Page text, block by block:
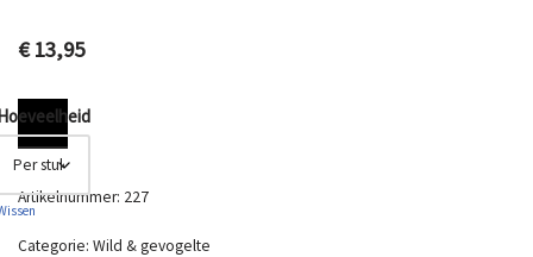
€13,95
Artikelnummer: 227
Categorie: Wild & gevogelte